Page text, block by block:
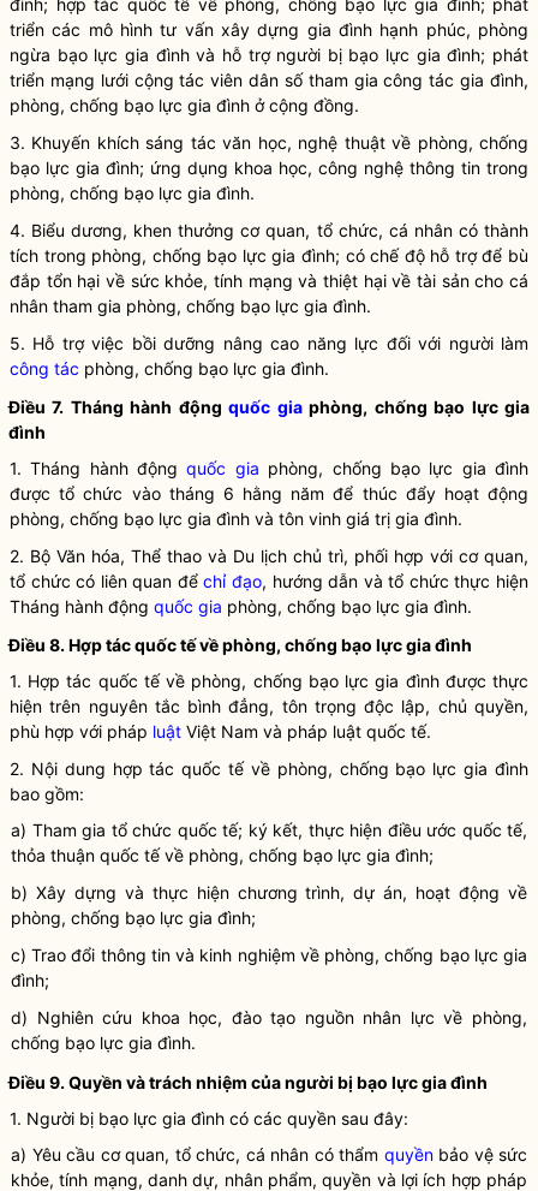
đình; hợp tác quốc tế về phòng, chống bạo lực gia đình; phát
triển các mô hình tư vấn xây dựng gia đình hạnh phúc, phòng
ngừa bạo lực gia đìnhvà hỗ trợ người bị bạo lực gia đình; phát
triển mạng lưới cộng tác viên dân số tham giacông tác gia đình,
phòng, chống bạo lực gia đình ở cộng đồng.
3. Khuyến khích sáng tác văn học, nghệ thuật về phòng, chống
bạo lực gia đình; ứng dụng khoa học, công nghệ thông tin trong
phòng, chống bạo lực gia đình.
4. Biểu dương, khen thưởng cơ quan, tổ chức, cá nhân có thành
tích trong phòng, chống bạo lực gia đình; có chế độ hỗ trợ để bù
đắp tổn hại về sức khỏe, tính mạng và thiệt hại về tài sản cho cá
nhân tham gia phòng, chống bạo lực gia đình.
5. Hỗ trợ việc bồi dưỡng nâng cao năng lực đối với người làm
công tác phòng, chống bạo lực gia đình.
Điều 7. Tháng hành độngquốc giaphòng, chốngbạo lực gia
đình
1. Tháng hành độngquốc gia phòng, chống bạo lực gia đình
được tổ chức vào tháng 6 hằng năm để thúc đẩy hoạt động
phòng, chống bạo lực gia đình và tôn vinh giá trị gia đình.
2. Bộ Văn hóa, Thể thao và Du lịch chủ trì, phối hợp với cơ quan,
tổ chức có liên quan đểchỉ đạo, hướng dẫn và tổ chức thực hiện
Tháng hành động quốc gia phòng, chống bạo lực gia đình.
Điều 8. Hợp tác quốc tế về phòng, chống bạo lực gia đình
1. Hợp tác quốc tế về phòng, chống bạo lực gia đìnhđược thực
hiện trên nguyên tắc bình đẳng, tôn trọng độc lập, chủ quyền,
phù hợp với pháp luật Việt Nam và pháp luật quốc tế.
2. Nội dung hợp tác quốc tế về phòng, chống bạo lực gia đình
bao gồm:
a) Tham gia tổ chức quốc tế; ký kết, thực hiện điều ước quốc tế,
thỏa thuận quốc tế về phòng, chống bạo lực gia đình;
b) Xây dựng và thực hiện chương trình, dự án, hoạt động về
phòng, chống bạo lực gia đình;
c) Trao đổi thông tin và kinh nghiệm về phòng, chống bạo lực gia
đình;
d) Nghiên cứu khoa học, đào tạo nguồn nhân lực về phòng,
chống bạo lực gia đình.
Điều 9. Quyền và trách nhiệm của người bị bạo lực gia đình
1. Người bị bạo lực gia đình có các quyền sau đây:
a) Yêu cầu cơ quan, tổ chức, cá nhân có thẩm quyềnbảo vệ sức
khỏe, tính mạng, danh dự, nhân phẩm,quyền và lợi ích hợp pháp